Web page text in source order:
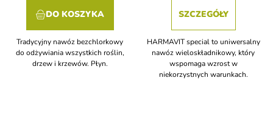
DO KOSZYKA
Tradycyjny nawóz bezchlorkowy
do odżywiania wszystkich roślin,
drzew i krzewów. Płyn.
SZCZEGÓŁY
HARMAVIT special to uniwersalny
nawóz wieloskładnikowy, który
wspomaga wzrost w
niekorzystnych warunkach.